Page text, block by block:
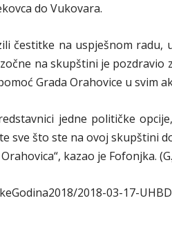
do Vukovara.
čestitke na uspješnom radu,
na skupštini je
Grada Orahovice u svim
jedne političke
sve što ste na ovoj skupštini
kazao je Fofonjka.
2018-03-17-